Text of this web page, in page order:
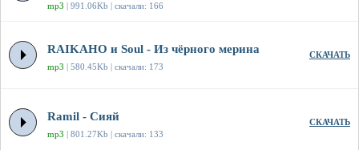
mp3 | 991.06Kb | скачали: 166
RAIKAHO и Soul - Из чёрного мерина
mp3 | 580.45Kb | скачали: 173
СКАЧАТЬ
Ramil - Сияй
mp3 | 801.27Kb | скачали: 133
СКАЧАТЬ